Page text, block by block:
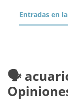
Entradas en la
🗣️